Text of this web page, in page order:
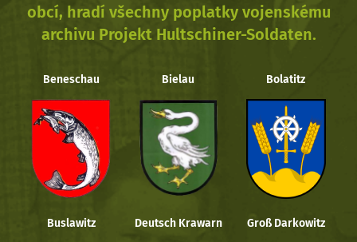
obcí, hradí všechny poplatky vojenskému
archivu Projekt Hultschiner-Soldaten.
Beneschau Bielau Bolatitz
Buslawitz Deutsch Krawarn Groß Darkowitz